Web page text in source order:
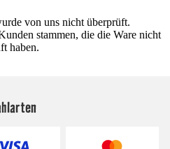
von uns nicht überprüft.
stammen, die die Ware nicht
haben.